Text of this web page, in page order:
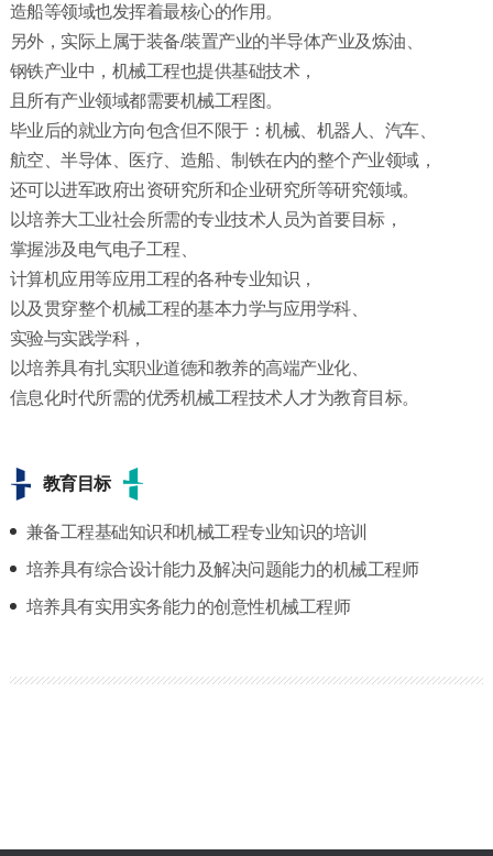
造船等领域也发挥着最核心的作用。
另外，实际上属于装备/装置产业的半导体产业及炼油、
钢铁产业中，机械工程也提供基础技术，
且所有产业领域都需要机械工程图。
毕业后的就业方向包含但不限于：机械、机器人、汽车、
航空、半导体、医疗、造船、制铁在内的整个产业领域，
还可以进军政府出资研究所和企业研究所等研究领域。
以培养大工业社会所需的专业技术人员为首要目标，
掌握涉及电气电子工程、
计算机应用等应用工程的各种专业知识，
以及贯穿整个机械工程的基本力学与应用学科、
实验与实践学科，
以培养具有扎实职业道德和教养的高端产业化、
信息化时代所需的优秀机械工程技术人才为教育目标。
教育目标
兼备工程基础知识和机械工程专业知识的培训
培养具有综合设计能力及解决问题能力的机械工程师
培养具有实用实务能力的创意性机械工程师